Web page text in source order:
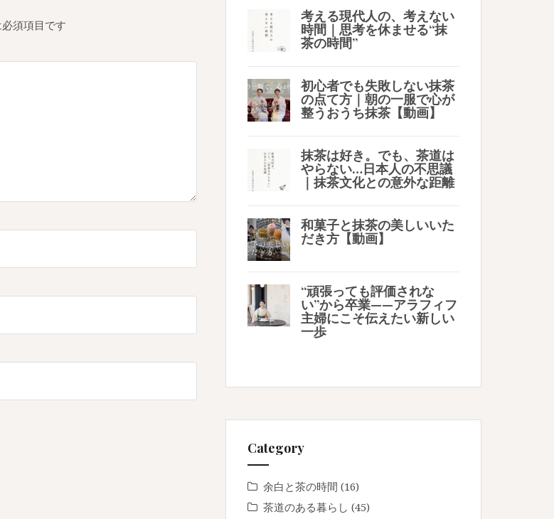
須項目です
考える現代人の、考えない
時間｜思考を休ませる“抹
茶の時間”
初心者でも失敗しない抹茶
の点て方｜朝の一服で心が
整うおうち抹茶【動画】
抹茶は好き。でも、茶道は
やらない…日本人の不思議
｜抹茶文化との意外な距離
和菓子と抹茶の美しいいた
だき方【動画】
“頑張っても評価されな
い”から卒業——アラフィフ
主婦にこそ伝えたい新しい
一歩
Category
余白と茶の時間 (16)
茶道のある暮らし (45)